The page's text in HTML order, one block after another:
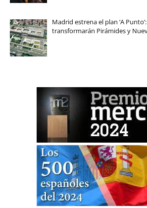
Madrid estrena el plan ‘A
transformarán Pirámides y